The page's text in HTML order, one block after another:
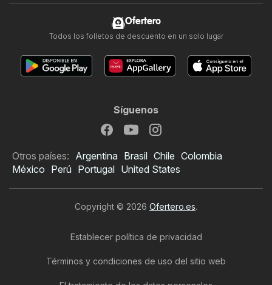
Ofertero
Todos los folletos de descuento en un solo lugar
Síguenos
Otros países: Argentina Brasil Chile Colombia
México Perú Portugal United States
Copyright © 2026 Ofertero.es.
Establecer política de privacidad
Términos y condiciones de uso del sitio web